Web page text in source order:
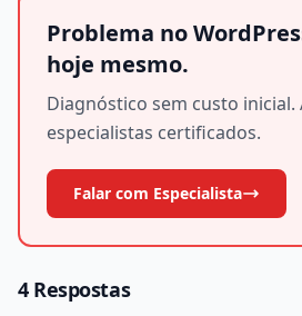
Problema no
hoje mesmo.
Diagnóstico sem custo
especialistas certificados.
Falar com Especialista
4 Respostas